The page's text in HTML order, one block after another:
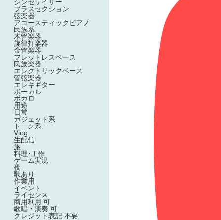
シンセサイザー
ブラスセクション
弦楽器
アコースティックピアノ
民族系
木管楽器
旋律打楽器
金管楽器
フレットレスベース
民族楽器
エレクトリックベース
管弦楽器
エレキギター
ボーカル
ボカロ
用途
日常
ガジェット系
トーク系
Vlog
生配信
旅
料理･工作
ゲーム実況
夜
歌あり
作業用
イベント
ライセンス
商用利用 可
歌唱・演奏 可
クレジット表記 不要